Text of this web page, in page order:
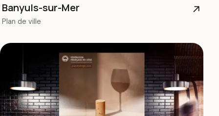
Banyuls-sur-Mer
Plan de ville
↗